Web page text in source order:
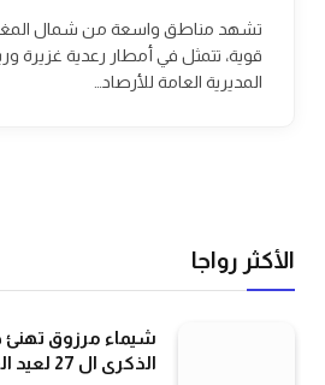
تشهد مناطق واسعة من شمال
قوية، تتمثل في أمطار رعدية غزيرة
المديرية العامة للأرصاد…
الأكثر رواجا
شيماء مرزوق تهنئ
الذكرى ال 27 لعيد العرش